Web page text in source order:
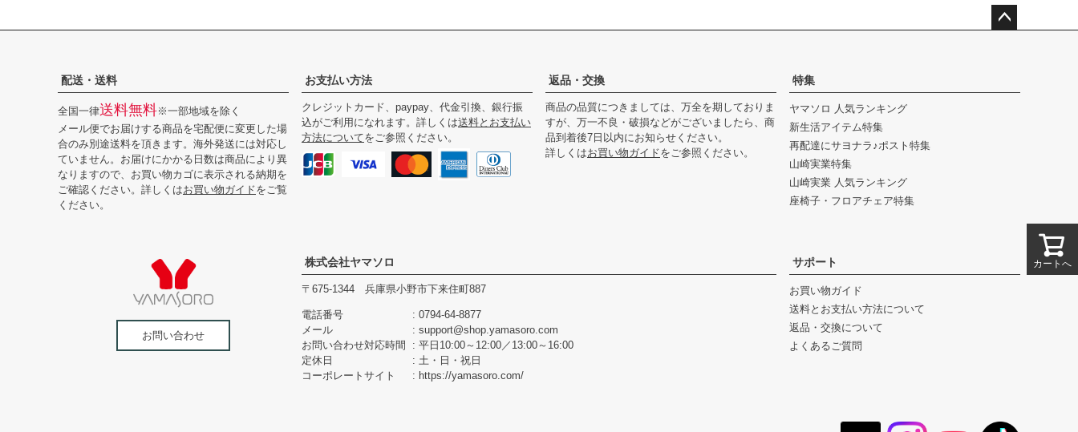
カートへ
配送・送料
全国一律送料無料※一部地域を除く
メール便でお届けする商品を宅配便に変更した場
合のみ別途送料を頂きます。海外発送には対応し
ていません。お届けにかかる日数は商品により異
なりますので、お買い物カゴに表示される納期を
ご確認ください。詳しくはお買い物ガイドをご覧
ください。
お支払い方法
クレジットカード、paypay、代金引換、銀行振
込がご利用になれます。詳しくは送料とお支払い
方法についてをご参照ください。
返品・交換
商品の品質につきましては、万全を期しておりま
すが、万一不良・破損などがございましたら、商
品到着後7日以内にお知らせください。
詳しくはお買い物ガイドをご参照ください。
特集
ヤマソロ 人気ランキング
新生活アイテム特集
再配達にサヨナラ♪ポスト特集
山崎実業特集
山崎実業 人気ランキング
座椅子・フロアチェア特集
お問い合わせ
株式会社ヤマソロ
675-1344 兵庫県小野市下来住町887
電話番号
0794-64-8877
メール
support@shop.yamasoro.com
お問い合わせ対応時間
平日10:00～12:00／13:00～16:00
定休日
土・日・祝日
コーポレートサイト
https://yamasoro.com/
サポート
お買い物ガイド
送料とお支払い方法について
返品・交換について
よくあるご質問